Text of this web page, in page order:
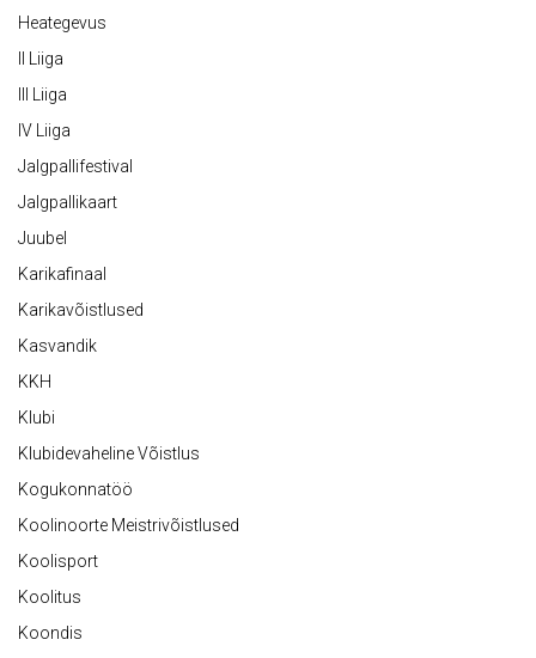
Heategevus
II Liiga
III Liiga
IV Liiga
Jalgpallifestival
Jalgpallikaart
Juubel
Karikafinaal
Karikavõistlused
Kasvandik
KKH
Klubi
Klubidevaheline Võistlus
Kogukonnatöö
Koolinoorte Meistrivõistlused
Koolisport
Koolitus
Koondis